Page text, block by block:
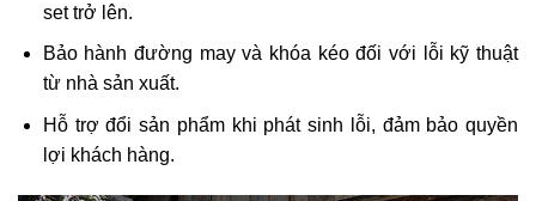
set trở lên.
Bảo hành đường may và khóa kéo đối với lỗi kỹ thuật
từ nhà sản xuất.
Hỗ trợ đổi sản phẩm khi phát sinh lỗi, đảm bảo quyền
lợi khách hàng.